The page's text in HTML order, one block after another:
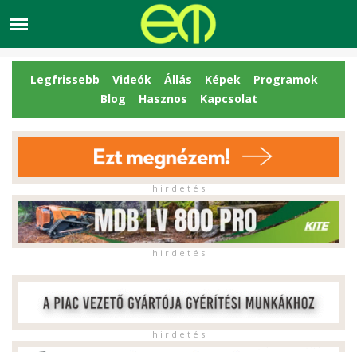
Legfrissebb Videók Állás Képek
Programok
Blog
Hasznos Kapcsolat
h i r d e t é s
h i r d e t é s
h i r d e t é s